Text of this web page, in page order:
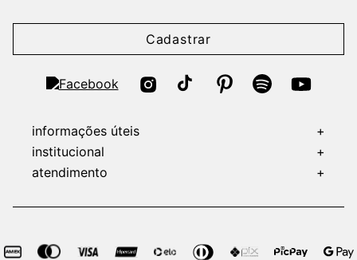
Cadastrar
informações úteis
+
institucional
+
atendimento
+